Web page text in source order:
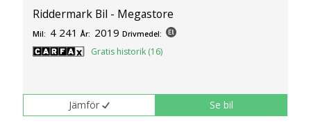
Riddermark Bil - Megastore
Mil: 4 241 År: 2019 Drivmedel:
Gratis historik (16)
Jämför Se bil